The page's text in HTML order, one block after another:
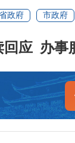
政府 市政府
回应 办事